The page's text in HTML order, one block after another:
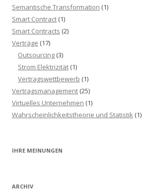
Semantische Transformation (1)
Smart Contract (1)
Smart Contracts (2)
Verträge (17)
Outsourcing (3)
Strom Elektrizität (1)
Vertragswettbewerb (1)
Vertragsmanagement (25)
Virtuelles Unternehmen (1)
Wahrscheinlichkeitstheorie und Statistik (1)
IHRE MEINUNGEN
ARCHIV